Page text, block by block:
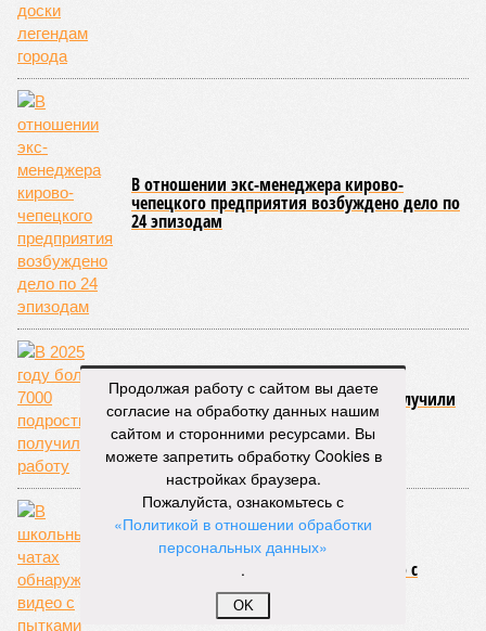
В отношении экс-менеджера кирово-
чепецкого предприятия возбуждено дело по
24 эпизодам
В 2025 году более 7000 подростков получили
работу
В школьных чатах обнаружили видео с
пытками животных
Продолжая работу с сайтом вы даете
согласие на обработку данных нашим
сайтом и сторонними ресурсами. Вы
можете запретить обработку Cookies в
настройках браузера.
Пожалуйста, ознакомьтесь с
«Политикой в отношении обработки
персональных данных»
.
OK